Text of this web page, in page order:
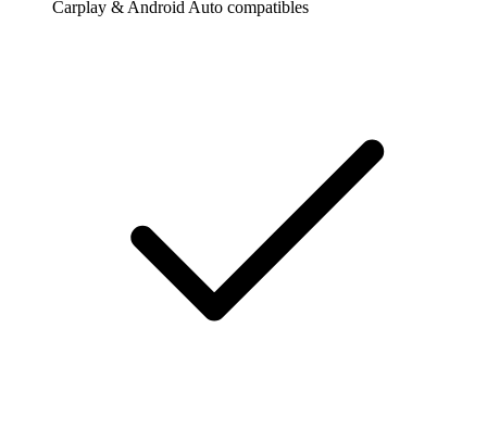
Carplay & Android Auto compatibles